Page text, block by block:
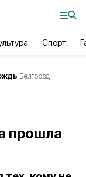
Спорт
Белгород
прошла